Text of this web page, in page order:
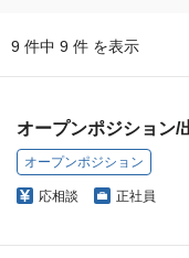
9 件中 9 件 を表示
オープンポジション/
オープンポジション
応相談 正社員